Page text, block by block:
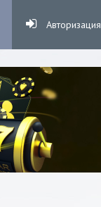
Авторизация